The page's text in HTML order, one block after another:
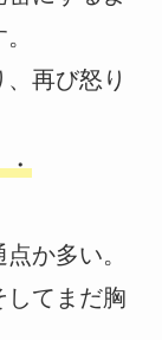
再び怒り
・
か多い。
してまだ胸